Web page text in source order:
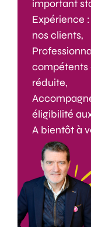
important
Expérience
nos clients,
compétents
réduite,
éligibilité
A bientôt à